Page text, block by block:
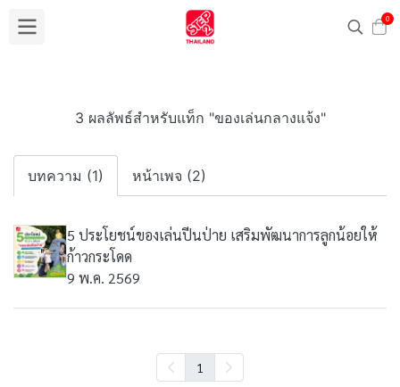
0
3 ผลลัพธ์สำหรับแท็ก "ของเล่นกลางแจ้ง"
บทความ (1) หน้าเพจ (2)
5 ประโยชน์ของเล่นปีนป่าย เสริมพัฒนาการลูกน้อยให้
ก้าวกระโดด
9 พ.ค. 2569
1